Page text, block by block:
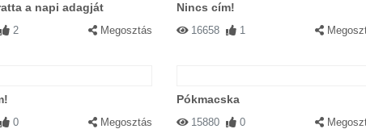
a napi adagját
2 Megosztás
Nincs cím!
16658 1
0 Megosztás
Pókmacska
15880 0